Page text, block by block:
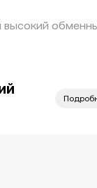
высокий